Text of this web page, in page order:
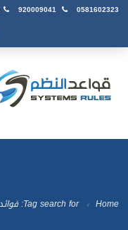
920009041 0581602323
Home Tag search for: فوائد كاميرات المراقبة